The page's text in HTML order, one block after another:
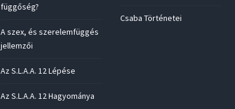
függőség?
A szex, és szerelemfüggés
jellemzői
Az S.L.A.A. 12 Lépése
Az S.L.A.A. 12 Hagyománya
Csaba Történetei